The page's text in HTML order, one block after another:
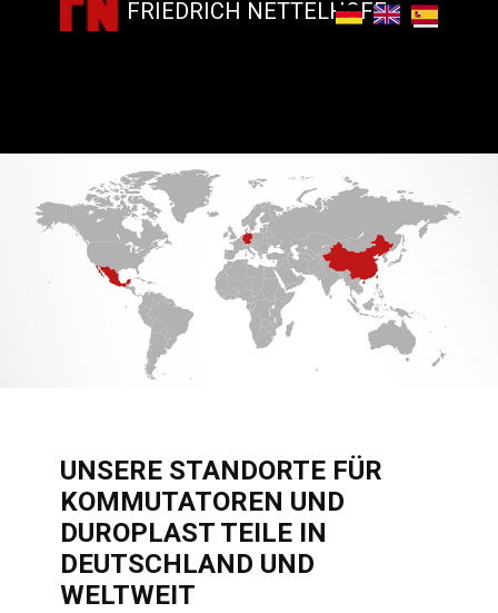
FRIEDRICH NETTELHOFF
UNSERE STANDORTE FÜR
KOMMUTATOREN UND
DUROPLAST TEILE IN
DEUTSCHLAND UND
WELTWEIT